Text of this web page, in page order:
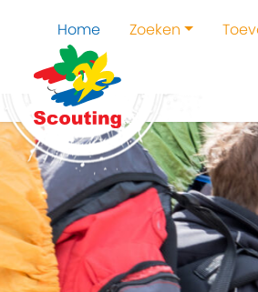
Home Zoeken